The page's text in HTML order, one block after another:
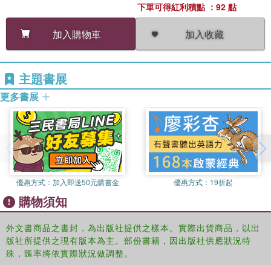
加入購物車 加入收藏
下單可得紅利積點 ：92 點
主題書展
更多書展
優惠方式： 加入即送50元購書金 優惠方式： 19折起
購物須知
外文書商品之書封，為出版社提供之樣本。實際出貨商品，以出
版社所提供之現有版本為主。部份書籍，因出版社供應狀況特
殊，匯率將依實際狀況做調整。